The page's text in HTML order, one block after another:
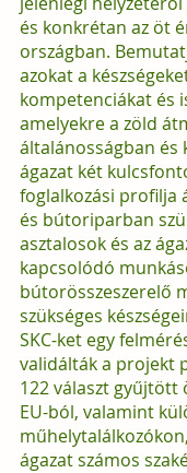
és konkrétan az öt
országban.
azokat a
kompetenciákat és
amelyekre a zöld
általánosságban és
ágazat két
foglalkozási profilja
és bútoriparban
asztalosok és az
kapcsolódó
bútorösszeszerelő
szükséges
SKC-ket egy
validálták a projekt
122 választ gyűjtött
EU-ból, valamint
ágazat számos